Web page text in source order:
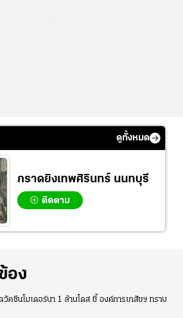
ดูทั้งหมด
กราดยิงเทพศิรินทร์ นนทบุรี
ติดตาม
อง
วัคซีนโมเดอร์นา 1 ล้านโดส ชี้ องค์การเภสัชฯ ทราบ